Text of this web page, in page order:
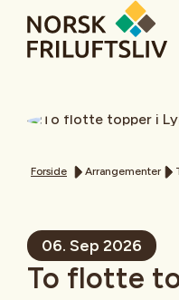
Forside Arrangementer
06. Sep 2026
To flotte